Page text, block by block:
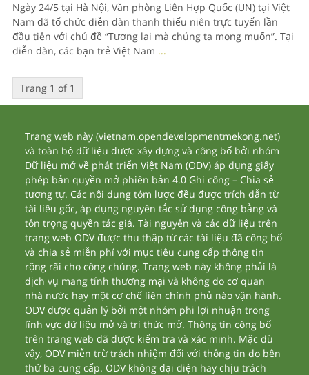
Ngày 24/5 tại Hà Nội, Văn phòng Liên Hợp Quốc (UN) tại Việt
Nam đã tổ chức diễn đàn thanh thiếu niên trực tuyến lần
đầu tiên với chủ đề “Tương lai mà chúng ta mong muốn”. Tại
diễn đàn, các bạn trẻ Việt Nam ...
Trang 1 of 1
Trang web này (vietnam.opendevelopmentmekong.net)
và toàn bộ dữ liệu được xây dựng và công bố bởi nhóm
Dữ liệu mở về phát triển Việt Nam (ODV) áp dụng giấy
phép bản quyền mở phiên bản 4.0 Ghi công – Chia sẻ
tương tự. Các nội dung tóm lược đều được trích dẫn từ
tài liêu gốc, áp dụng nguyên tắc sử dụng công bằng và
tôn trọng quyền tác giả. Tài nguyên và các dữ liệu trên
trang web ODV được thu thập từ các tài liệu đã công bố
và chia sẻ miễn phí với mục tiêu cung cấp thông tin
rộng rãi cho công chúng. Trang web này không phải là
dịch vụ mang tính thương mại và không do cơ quan
nhà nước hay một cơ chế liên chính phủ nào vận hành.
ODV được quản lý bởi một nhóm phi lợi nhuận trong
lĩnh vực dữ liệu mở và tri thức mở. Thông tin công bố
trên trang web đã được kiểm tra và xác minh. Mặc dù
vậy, ODV miễn trừ trách nhiệm đối với thông tin do bên
thứ ba cung cấp. ODV không đại diện hay chịu trách